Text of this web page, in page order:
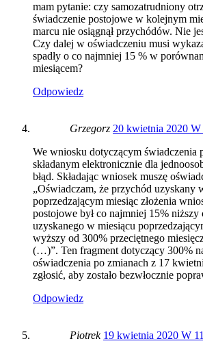
mam pytanie: czy samozatrudniony
świadczenie postojowe w kolejnym
marcu nie osiągnął przychódów. Nie
Czy dalej w oświadczeniu musi
spadły o co najmniej 15 % w
miesiącem?
Odpowiedz
Grzegorz 20 kwietnia 2020 W
We wniosku dotyczącym świadczenia
składanym elektronicznie dla
błąd. Składając wniosek muszę
„Oświadczam, że przychód uzyskany
poprzedzającym miesiąc złożenia
postojowe był co najmniej 15% niższy
uzyskanego w miesiącu
wyższy od 300% przeciętnego
(…)”. Ten fragment dotyczący 300%
oświadczenia po zmianach z 17
zgłosić, aby zostało bezwłocznie
Odpowiedz
Piotrek 19 kwietnia 2020 W